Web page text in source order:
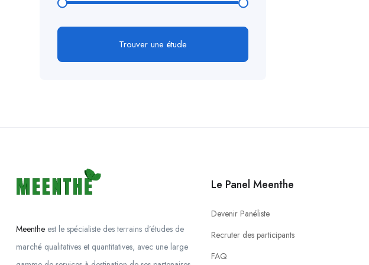
Trouver une étude
Meenthe est le spécialiste des terrains d’études de
marché qualitatives et quantitatives, avec une large
Le Panel Meenthe
Devenir Panéliste
Recruter des participants
FAQ